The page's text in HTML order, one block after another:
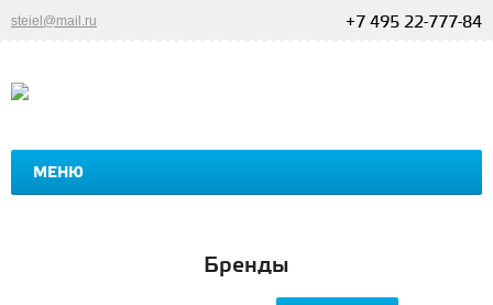
steiel@mail.ru +7 495 22-777-84
МЕНЮ
ГЛАВНАЯ
Бренды